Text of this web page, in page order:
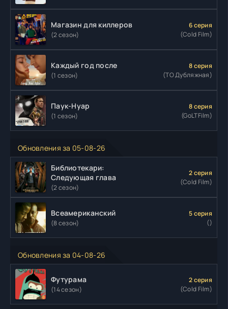
Магазин для киллеров
(2 сезон)
6 серия
(Cold Film)
Каждый год после
(1 сезон)
8 серия
(ТО Дубляжная)
Паук-Нуар
(1 сезон)
8 серия
(GoLTFilm)
Обновления за 05-08-26
Библиотекари:
Следующая глава
(2 сезон)
2 серия
(Cold Film)
Всеамериканский
(8 сезон)
5 серия
()
Обновления за 04-08-26
Футурама
(14 сезон)
2 серия
(Cold Film)